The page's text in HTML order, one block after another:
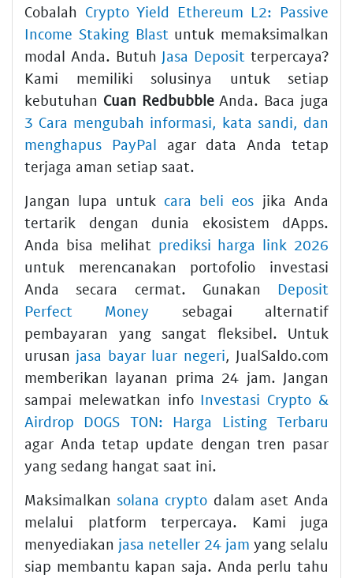
Cobalah Crypto Yield Ethereum L2: Passive
Income Staking Blast untuk memaksimalkan
modal Anda. Butuh Jasa Deposit terpercaya?
Kami memiliki solusinya untuk setiap
kebutuhan Cuan RedbubbleAnda. Baca juga
3 Cara mengubah informasi, kata sandi, dan
menghapus PayPal agar data Anda tetap
terjaga aman setiap saat.
Jangan lupa untuk cara beli eos jika Anda
tertarik dengan dunia ekosistem dApps.
Anda bisa melihat prediksi harga link 2026
untuk merencanakan portofolio investasi
Anda secara cermat. Gunakan Deposit
Perfect Money sebagai alternatif
pembayaran yang sangat fleksibel. Untuk
urusan jasa bayar luar negeri, JualSaldo.com
memberikan layanan prima 24 jam. Jangan
sampai melewatkan info Investasi Crypto &
Airdrop DOGS TON: Harga Listing Terbaru
agar Anda tetap update dengan tren pasar
yang sedang hangat saat ini.
Maksimalkansolana crypto dalam aset Anda
melalui platform terpercaya. Kami juga
menyediakan jasa neteller 24 jam yang selalu
siap membantu kapan saja. Anda perlu tahu